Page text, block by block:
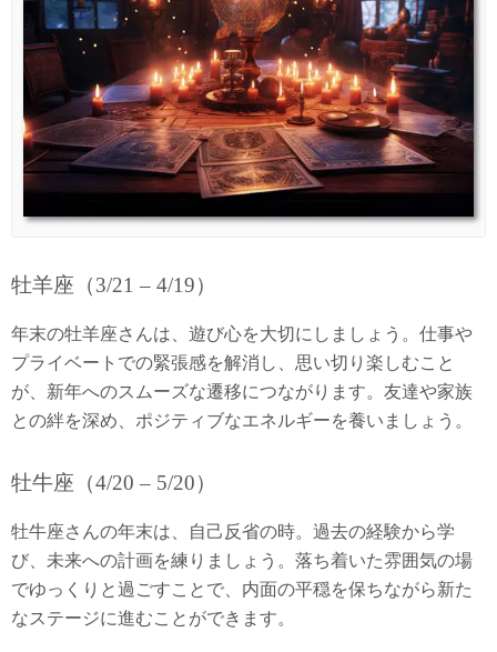
牡羊座（3/21 – 4/19）
年末の牡羊座さんは、遊び心を大切にしましょう。仕事や
プライベートでの緊張感を解消し、思い切り楽しむこと
が、新年へのスムーズな遷移につながります。友達や家族
との絆を深め、ポジティブなエネルギーを養いましょう。
牡牛座（4/20 – 5/20）
牡牛座さんの年末は、自己反省の時。過去の経験から学
び、未来への計画を練りましょう。落ち着いた雰囲気の場
でゆっくりと過ごすことで、内面の平穏を保ちながら新た
なステージに進むことができます。